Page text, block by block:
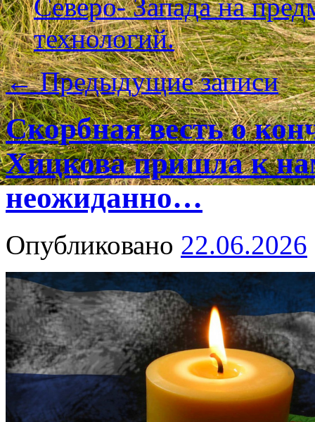
Северо- Запада на
технологий.
←Предыдущие записи
Скорбная весть о
Хицкова пришла к
неожиданно…
Опубликовано 22.06.2026